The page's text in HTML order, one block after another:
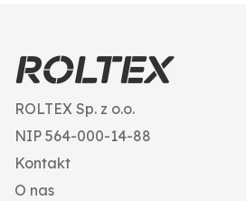
ROLTEX Sp. z o.o.
NIP 564-000-14-88
Kontakt
O nas